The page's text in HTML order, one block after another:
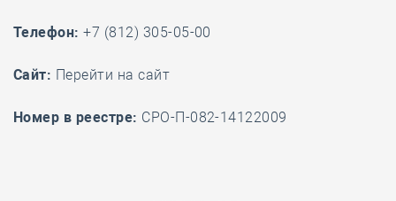
Телефон: +7 (812) 305-05-00
Cайт: Перейти на сайт
Номер в реестре: СРО-П-082-14122009